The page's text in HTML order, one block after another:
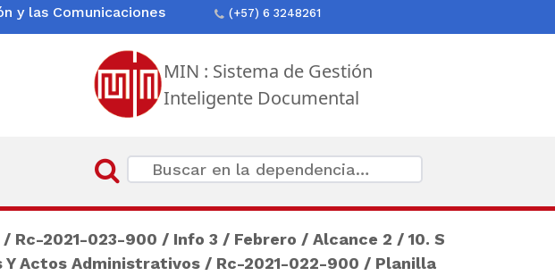
y las Comunicaciones
(+57) 6 3248261
MIN : Sistema de Gestión
Inteligente Documental
/ Rc-2021-023-900 / Info 3 / Febrero / Alcance 2 / 10. S
Y Actos Administrativos / Rc-2021-022-900 / Planilla